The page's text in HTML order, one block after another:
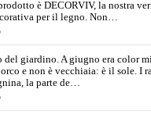
è DECORVIV, la nostra
per il legno. Non…
del giardino. A giugno era color
e non è vecchiaia: è il sole. I
la parte de…